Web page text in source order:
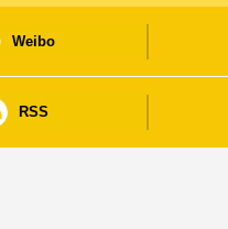
Weibo
RSS